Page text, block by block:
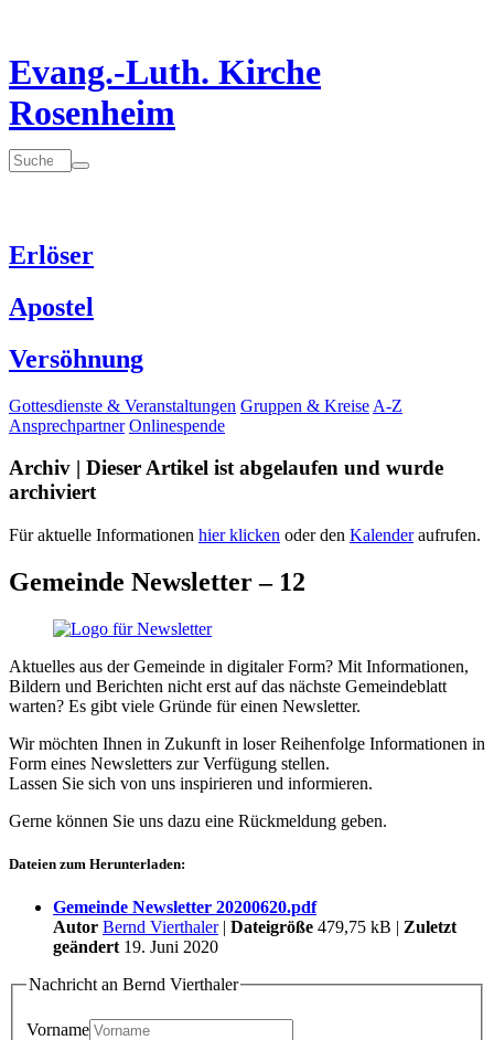
Evang.-Luth. Kirche
Rosenheim
Erlöser
Apostel
Versöhnung
Gottesdienste & Veranstaltungen Gruppen & Kreise A-Z
Ansprechpartner Onlinespende
Archiv | Dieser Artikel ist abgelaufen und wurde
archiviert
Für aktuelle Informationen hier klicken oder den Kalenderaufrufen.
Gemeinde Newsletter – 12
Aktuelles aus der Gemeinde in digitaler Form? Mit Informationen,
Bildern und Berichten nicht erst auf das nächste Gemeindeblatt
warten? Es gibt viele Gründe für einen Newsletter.
Wir möchten Ihnen in Zukunft in loser Reihenfolge Informationen in
Form eines Newsletters zur Verfügung stellen.
Lassen Sie sich von uns inspirieren und informieren.
Gerne können Sie uns dazu eine Rückmeldung geben.
Dateien zum Herunterladen:
Gemeinde Newsletter 20200620.pdf
Autor Bernd Vierthaler| Dateigröße 479,75 kB | Zuletzt
geändert 19. Juni 2020
Nachricht an Bernd Vierthaler
Vorname